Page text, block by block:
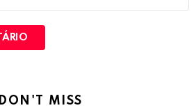
DON'T MISS